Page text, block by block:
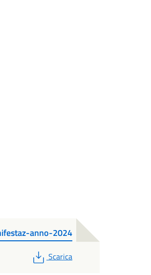
anno-2024
PDF
Scarica